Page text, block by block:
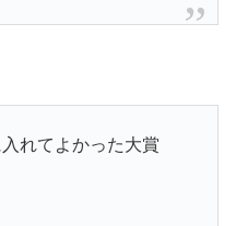
れてよかった大賞